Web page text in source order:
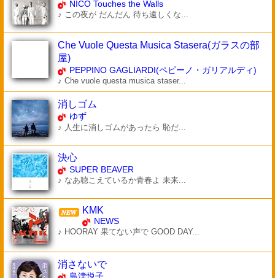
NICO Touches the Walls
♪ この夜が だんだん 待ち遠しくな...
Che Vuole Questa Musica Stasera(ガラスの部
屋)
PEPPINO GAGLIARDI(ペピーノ・ガリアルディ)
♪ Che vuole questa musica staser...
消しゴム
ゆず
♪ 人生に消しゴムがあったら 恥だ...
決心
SUPER BEAVER
♪ なあ聴こえているか青春よ 未来...
KMK
NEWS
♪ HOORAY 果てない声で GOOD DAY...
消さないで